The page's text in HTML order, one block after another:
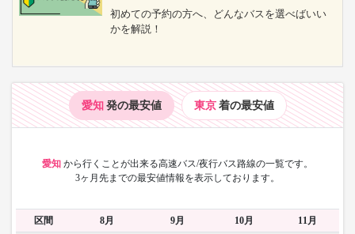
初めての予約の方へ、どんなバスを選べばいい
かを解説！
愛知 発の最安値 東京 着の最安値
愛知 から行くことが出来る高速バス/夜行バス路線の一覧です。
3ヶ月先までの最安値情報を表示しております。
区間 8月 9月 10月 11月